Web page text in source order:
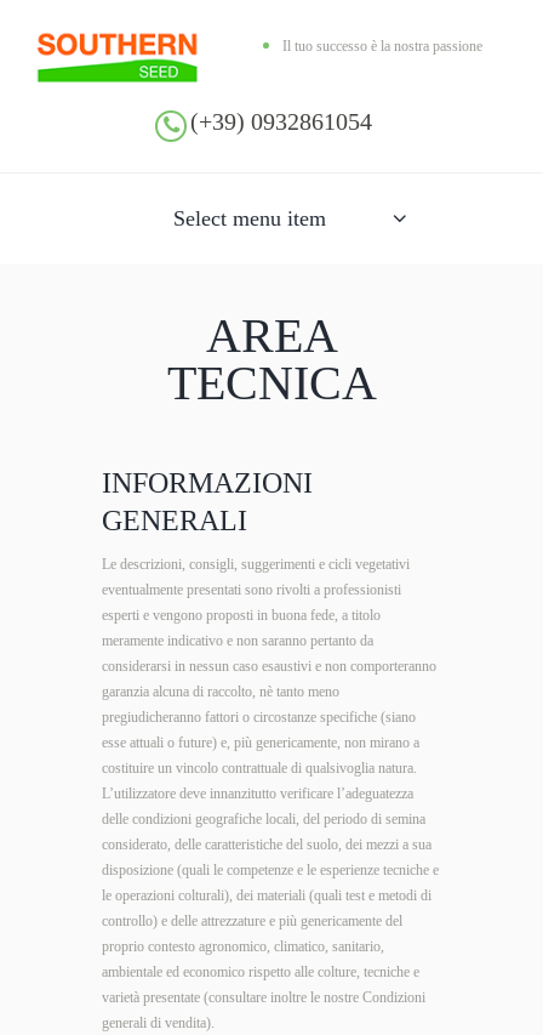
Il tuo successo è la nostra passione
(+39) 0932861054
Select menu item
AREA
TECNICA
INFORMAZIONI
GENERALI
Le descrizioni, consigli, suggerimenti e cicli vegetativi
eventualmente presentati sono rivolti a professionisti
esperti e vengono proposti in buona fede, a titolo
meramente indicativo e non saranno pertanto da
considerarsi in nessun caso esaustivi e non comporteranno
garanzia alcuna di raccolto, nè tanto meno
pregiudicheranno fattori o circostanze specifiche (siano
esse attuali o future) e, più genericamente, non mirano a
costituire un vincolo contrattuale di qualsivoglia natura.
L’utilizzatore deve innanzitutto verificare l’adeguatezza
delle condizioni geografiche locali, del periodo di semina
considerato, delle caratteristiche del suolo, dei mezzi a sua
disposizione (quali le competenze e le esperienze tecniche e
le operazioni colturali), dei materiali (quali test e metodi di
controllo) e delle attrezzature e più genericamente del
proprio contesto agronomico, climatico, sanitario,
ambientale ed economico rispetto alle colture, tecniche e
varietà presentate (consultare inoltre le nostre Condizioni
generali di vendita).